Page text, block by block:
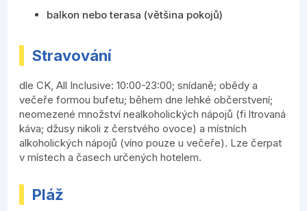
balkon nebo terasa (většina pokojů)
Stravování
dle CK, All Inclusive: 10:00-23:00; snídaně; obědy a
večeře formou bufetu; během dne lehké občerstvení;
neomezené množství nealkoholických nápojů (fi ltrovaná
káva; džusy nikoli z čerstvého ovoce) a místních
alkoholických nápojů (víno pouze u večeře). Lze čerpat
v místech a časech určených hotelem.
Pláž